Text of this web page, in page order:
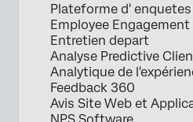
Plateforme d' enquetes
Employee Engagement
Entretien depart
Analyse Predictive
Analytique de
Feedback 360
Avis Site Web et
NPS Software